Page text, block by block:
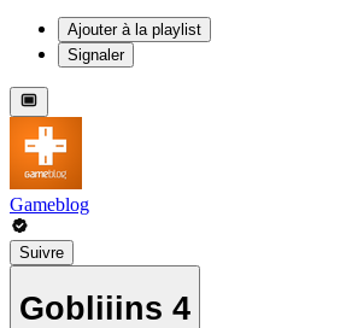
Ajouter à la playlist
Signaler
Gameblog
Suivre
Gobliiins 4